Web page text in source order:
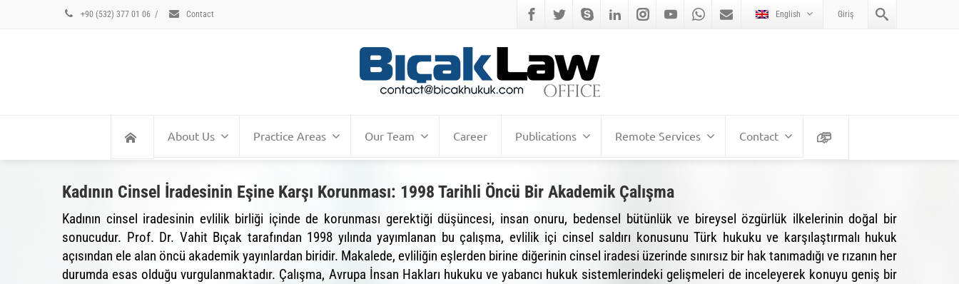
+90 (532) 377 01 06 / Contact English Giriş
About Us Practice Areas Our Team Career Publications Remote Services Contact
Kadının Cinsel İradesinin Eşine Karşı Korunması: 1998 Tarihli Öncü Bir Akademik Çalışma
Kadının cinsel iradesinin evlilik birliği içinde de korunması gerektiği düşüncesi, insan onuru, bedensel bütünlük ve bireysel özgürlük ilkelerinin doğal bir
sonucudur. Prof. Dr. Vahit Bıçak tarafından 1998 yılında yayımlanan bu çalışma, evlilik içi cinsel saldırı konusunu Türk hukuku ve karşılaştırmalı hukuk
açısından ele alan öncü akademik yayınlardan biridir. Makalede, evliliğin eşlerden birine diğerinin cinsel iradesi üzerinde sınırsız bir hak tanımadığı ve rızanın her
durumda esas olduğu vurgulanmaktadır. Çalışma, Avrupa İnsan Hakları hukuku ve yabancı hukuk sistemlerindeki gelişmeleri de inceleyerek konuyu geniş bir